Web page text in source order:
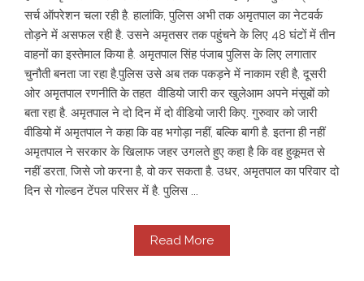
सर्च ऑपरेशन चला रही है. हालांकि, पुलिस अभी तक अमृतपाल का नेटवर्क
तोड़ने में असफल रही है. उसने अमृतसर तक पहुंचने के लिए 48 घंटों में तीन
वाहनों का इस्तेमाल किया है. अमृतपाल सिंह पंजाब पुलिस के लिए लगातार
चुनौती बनता जा रहा है.पुलिस उसे अब तक पकड़ने में नाकाम रही है, दूसरी
ओर अमृतपाल रणनीति के तहत वीडियो जारी कर खुलेआम अपने मंसूबों को
बता रहा है. अमृतपाल ने दो दिन में दो वीडियो जारी किए. गुरुवार को जारी
वीडियो में अमृतपाल ने कहा कि वह भगोड़ा नहीं, बल्कि बागी है. इतना ही नहीं
अमृतपाल ने सरकार के खिलाफ जहर उगलते हुए कहा है कि वह हुकूमत से
नहीं डरता, जिसे जो करना है, वो कर सकता है. उधर, अमृतपाल का परिवार दो
दिन से गोल्डन टेंपल परिसर में है. पुलिस ...
Read More